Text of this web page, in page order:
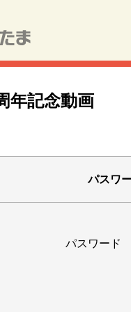
年記念動画
パスワ
パスワード